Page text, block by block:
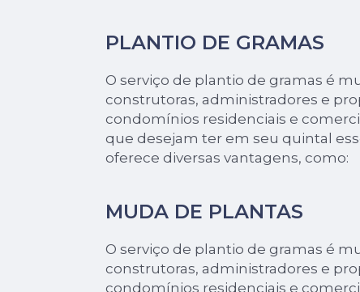
PLANTIO DE GRAMAS
O serviço de plantio de gramas é
construtoras, administradores e
condomínios residenciais e
que desejam ter em seu quintal
oferece diversas vantagens, como:
MUDA DE PLANTAS
O serviço de plantio de gramas é
construtoras, administradores e
condomínios residenciais e